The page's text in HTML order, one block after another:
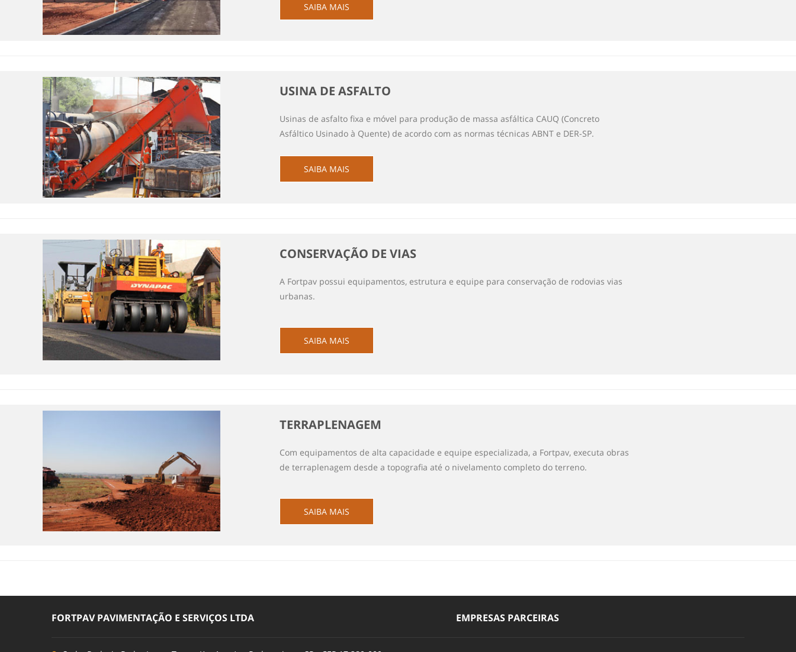
SAIBA MAIS
USINA DE ASFALTO
Usinas de asfalto fixa e móvel para produção de massa asfáltica CAUQ (Concreto
Asfáltico Usinado à Quente) de acordo com as normas técnicas ABNT e DER-SP.
SAIBA MAIS
CONSERVAÇÃO DE VIAS
A Fortpav possui equipamentos, estrutura e equipe para conservação de rodovias vias
urbanas.
SAIBA MAIS
TERRAPLENAGEM
Com equipamentos de alta capacidade e equipe especializada, a Fortpav, executa obras
de terraplenagem desde a topografia até o nivelamento completo do terreno.
SAIBA MAIS
FORTPAV PAVIMENTAÇÃO E SERVIÇOS LTDA EMPRESAS PARCEIRAS